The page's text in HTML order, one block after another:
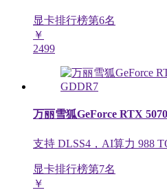
显卡排行榜第6名
￥
2499
万丽雪狐GeForce RTX
支持 DLSS4，AI算力 988
显卡排行榜第7名
￥